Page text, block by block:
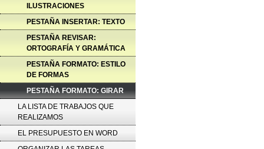
ILUSTRACIONES
PESTAÑA INSERTAR: TEXTO
PESTAÑA REVISAR:
ORTOGRAFÍA Y GRAMÁTICA
PESTAÑA FORMATO: ESTILO
DE FORMAS
PESTAÑA FORMATO: GIRAR
LA LISTA DE TRABAJOS QUE
REALIZAMOS
EL PRESUPUESTO EN WORD